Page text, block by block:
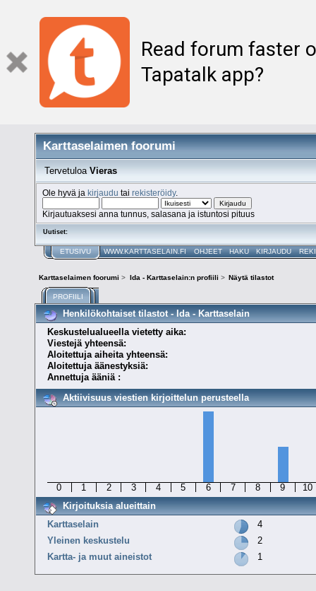
Read forum faster
Tapatalk app?
Karttaselaimen foorumi
Tervetuloa Vieras
Ole hyvä jakirjaudu tairekisteröidy.
Kirjautuaksesi anna tunnus, salasana ja istuntosi pituus
Uutiset:
ETUSIVU WWW.KARTTASELAIN.FI OHJEET HAKU KIRJAUDU
Karttaselaimen foorumi > Ida - Karttaselain:n profiili > Näytä tilastot
PROFIILI
Henkilökohtaiset tilastot - Ida - Karttaselain
Keskustelualueella vietetty aika:
Viestejä yhteensä:
Aloitettuja aiheita yhteensä:
Aloitettuja äänestyksiä:
Annettuja ääniä :
Aktiivisuus viestien kirjoittelun perusteella
0 1 2 3 4 5 6 7 8 9
10
Kirjoituksia alueittain
Karttaselain
4
Yleinen keskustelu
2
Kartta- ja muut aineistot
1